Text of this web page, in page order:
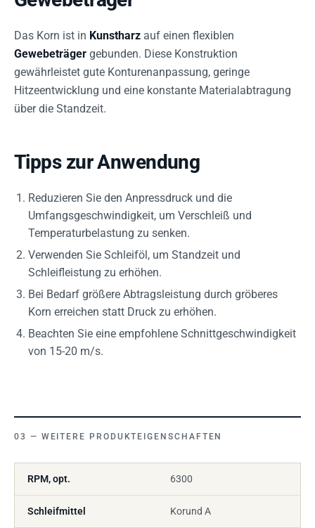
Das Korn ist in Kunstharz auf einen flexiblen
Gewebeträger gebunden. Diese Konstruktion
gewährleistet gute Konturenanpassung, geringe
Hitzeentwicklung und eine konstante Materialabtragung
über die Standzeit.
Tipps zur Anwendung
Reduzieren Sie den Anpressdruck und die
Umfangsgeschwindigkeit, um Verschleiß und
Temperaturbelastung zu senken.
Verwenden Sie Schleiföl, um Standzeit und
Schleifleistung zu erhöhen.
Bei Bedarf größere Abtragsleistung durch gröberes
Korn erreichen statt Druck zu erhöhen.
Beachten Sie eine empfohlene Schnittgeschwindigkeit
von 15-20 m/s.
WEITERE PRODUKTEIGENSCHAFTEN
RPM, opt. 6300
Schleifmittel Korund A